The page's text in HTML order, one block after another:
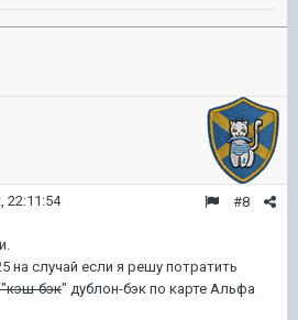
#8
22:11:54
на случай если я решу потратить
бэк" дублон-бэк по карте Альфа